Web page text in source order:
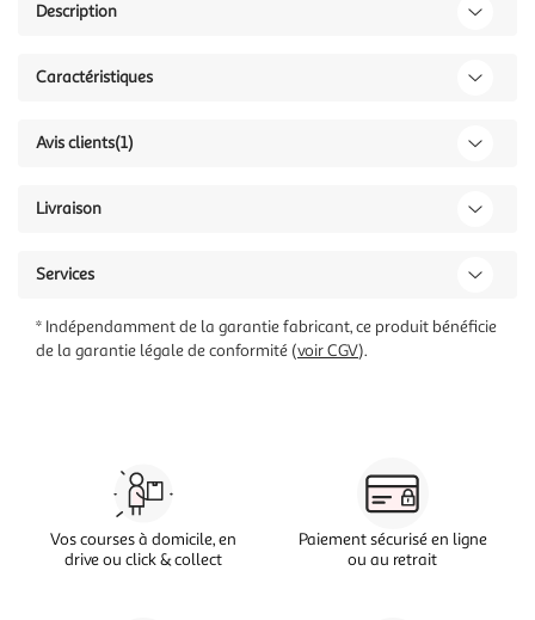
Description
Caractéristiques
Avis clients(1)
Livraison
Services
* Indépendamment de la garantie fabricant, ce produit bénéficie
de la garantie légale de conformité (voir CGV).
Vos courses à domicile, en
drive ou click & collect
Paiement sécurisé en ligne
ou au retrait